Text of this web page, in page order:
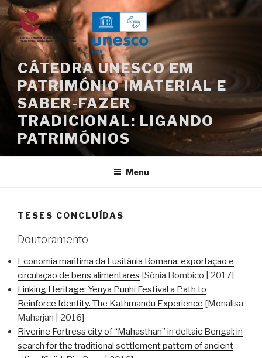
Saltar
para
conteúdo
CÁTEDRA UNESCO EM
PATRIMÓNIO IMATERIAL E
SABER-FAZER
TRADICIONAL: LIGANDO
PATRIMÓNIOS
Menu
TESES CONCLUÍDAS
Doutoramento
Economia marítima da Lusitânia Romana: exportação e
circulação de bens alimentares [Sónia Bombico | 2017]
Linking Heritage: Yenya Punhi Festival a Path to
Reinforce Identity. The Kathmandu Experience [Monalisa
Maharjan | 2016]
Riverine Fortress city of “Mahasthan” in deltaic Bengal: in
search for the traditional settlement pattern of ancient